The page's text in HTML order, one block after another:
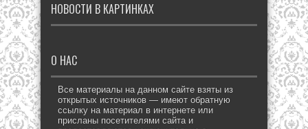
НОВОСТИ В КАРТИНКАХ
О НАС
Все материалы на данном сайте взяты из
открытых источников — имеют обратную
ссылку на материал в интернете или
присланы посетителями сайта и